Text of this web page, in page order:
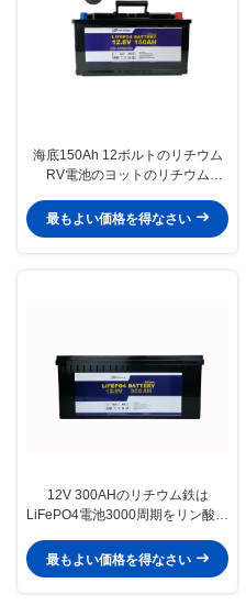
海底150Ah 12ボルトのリチウム
RV電池のヨットのリチウム
最もよい価格を得なさい
12V 300AHのリチウム鉄は
LiFePO4電池3000周期をリン酸で
最もよい価格を得なさい